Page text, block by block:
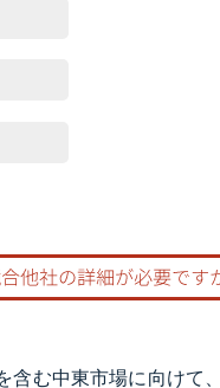
画像
含む中東市場に向け